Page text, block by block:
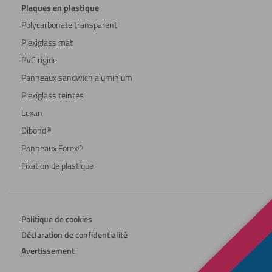
Plaques en plastique
Polycarbonate transparent
Plexiglass mat
PVC rigide
Panneaux sandwich aluminium
Plexiglass teintes
Lexan
Dibond®
Panneaux Forex®
Fixation de plastique
Politique de cookies
Déclaration de confidentialité
Avertissement